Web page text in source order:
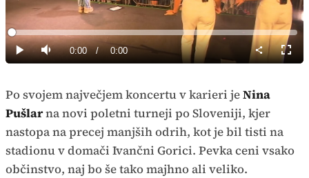
Predvajaj
Predvajaj
Tiho Current
0:00 / Duration
0:00
Loaded:
0%
način
Po svojem največjem koncertu v karieri jeNina
Pušlarna novi poletni turneji po Sloveniji, kjer
nastopa na precej manjših odrih, kot je bil tisti na
stadionu v domači Ivančni Gorici. Pevka ceni vsako
občinstvo, naj bo še tako majhno ali veliko.